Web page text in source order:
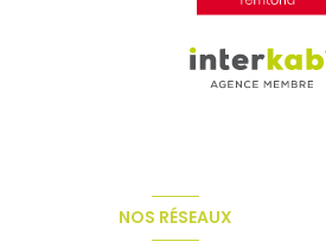
NOS RÉSEAUX